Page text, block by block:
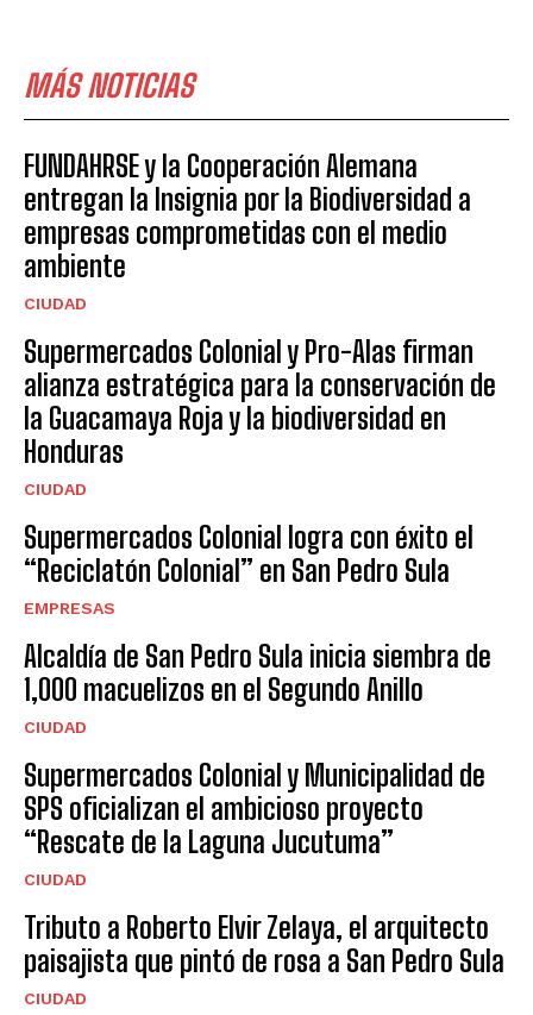
MÁS NOTICIAS
FUNDAHRSE y la Cooperación Alemana
entregan la Insignia por la Biodiversidad a
empresas comprometidas con el medio
ambiente
CIUDAD
Supermercados Colonial y Pro-Alas firman
alianza estratégica para la conservación de
la Guacamaya Roja y la biodiversidad en
Honduras
CIUDAD
Supermercados Colonial logra con éxito el
“Reciclatón Colonial” en San Pedro Sula
EMPRESAS
Alcaldía de San Pedro Sula inicia siembra de
1,000 macuelizos en el Segundo Anillo
CIUDAD
Supermercados Colonial y Municipalidad de
SPS oficializan el ambicioso proyecto
“Rescate de la Laguna Jucutuma”
CIUDAD
Tributo a Roberto Elvir Zelaya, el arquitecto
paisajista que pintó de rosa a San Pedro Sula
CIUDAD